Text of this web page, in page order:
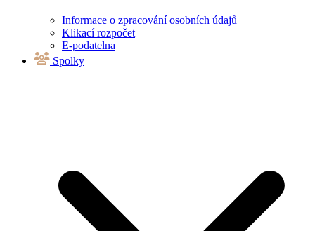
Informace o zpracování osobních údajů
Klikací rozpočet
E-podatelna
Spolky